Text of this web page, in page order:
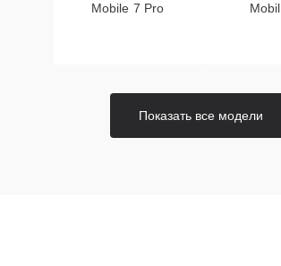
Mobile 7 Pro
Показать все модели